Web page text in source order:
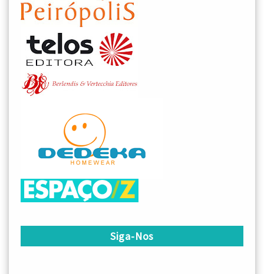
Siga-Nos